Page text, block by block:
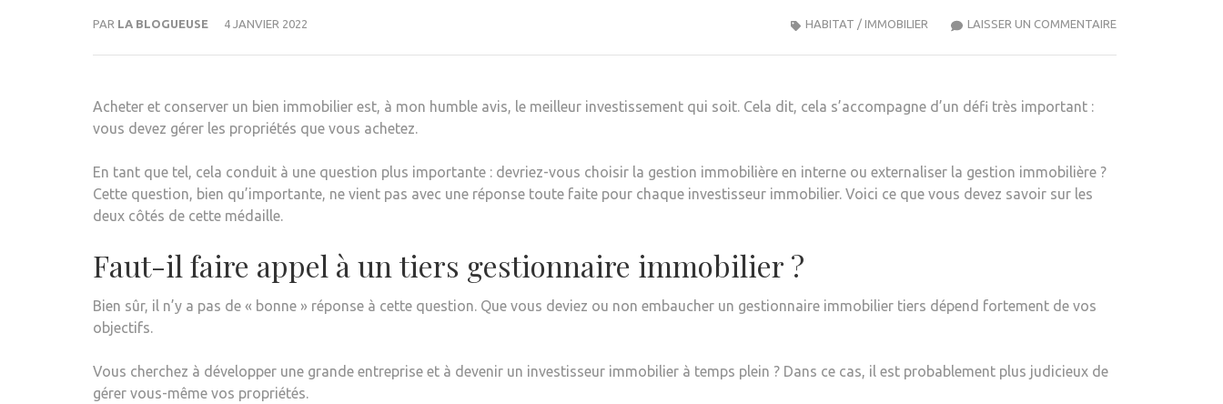
PAR LA BLOGUEUSE 4 JANVIER 2022 LAISSER UN COMMENTAIREAVEZ-
HABITAT / IMMOBILIER
Acheter et conserver un bien immobilier est, à mon humble avis, le meilleur investissement qui soit. Cela dit, cela s’accompagne d’un défi très important :
vous devez gérer les propriétés que vous achetez.
En tant que tel, cela conduit à une question plus importante : devriez-vous choisir la gestion immobilière en interne ou externaliser la gestion immobilière ?
Cette question, bien qu’importante, ne vient pas avec une réponse toute faite pour chaque investisseur immobilier. Voici ce que vous devez savoir sur les
deux côtés de cette médaille.
Faut-il faire appel à un tiers gestionnaire immobilier ?
Bien sûr, il n’y a pas de « bonne » réponse à cette question. Que vous deviez ou non embaucher un gestionnaire immobilier tiers dépend fortement de vos
objectifs.
Vous cherchez à développer une grande entreprise et à devenir un investisseur immobilier à temps plein ? Dans ce cas, il est probablement plus judicieux de
gérer vous-même vos propriétés.